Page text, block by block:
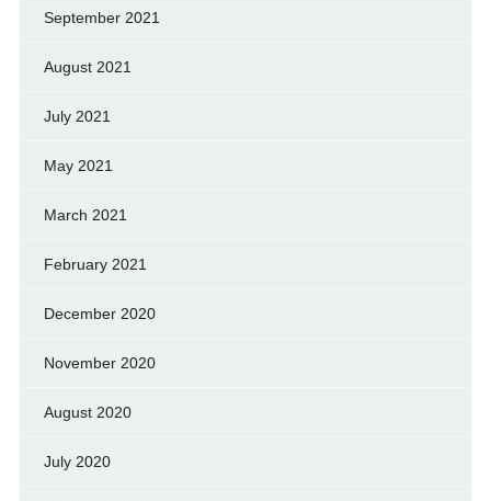
September 2021
August 2021
July 2021
May 2021
March 2021
February 2021
December 2020
November 2020
August 2020
July 2020